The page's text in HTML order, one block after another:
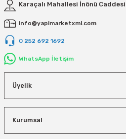
Karaçalı Mahallesi İnönü
info@yapimarketxml.com
0 252 692 1692
WhatsApp İletişim
Üyelik
Kurumsal